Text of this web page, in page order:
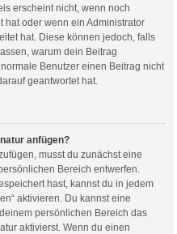
erscheint nicht, wenn noch
hat oder wenn ein Administrator
hat. Diese können jedoch, falls
warum dein Beitrag
Benutzer einen Beitrag nicht
geantwortet hat.
anfügen?
musst du zunächst eine
Bereich entwerfen.
hast, kannst du in jedem
aktivieren. Du kannst eine
persönlichen Bereich das
aktivierst. Wenn du einen